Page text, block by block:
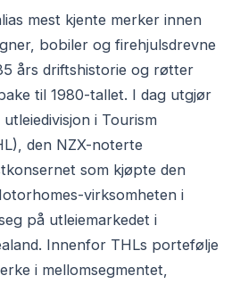
mest kjente merker innen
bobiler og firehjulsdrevne
års driftshistorie og røtter
til 1980-tallet. I dag utgjør
i Tourism
den NZX-noterte
som kjøpte den
virksomheten i
på utleiemarkedet i
Innenfor THLs portefølje
i mellomsegmentet,